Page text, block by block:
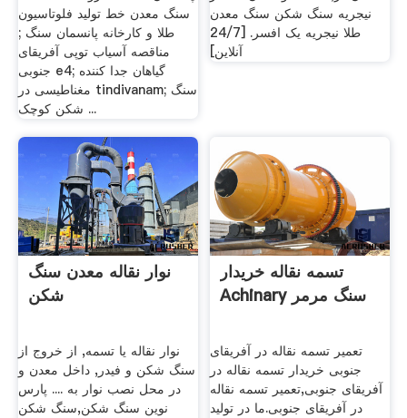
سنگ معدن خط تولید فلوتاسیون
طلا و کارخانه پانسمان سنگ ;
مناقصه آسیاب توپی آفریقای
جنوبی e4; گیاهان جدا کننده
مغناطیسی در tindivanam; سنگ
شکن کوچک ...
نیجریه سنگ شکن سنگ معدن
طلا نیجریه یک افسر. [24/7
آنلاین]
نوار نقاله معدن سنگ
شکن
نوار نقاله یا تسمه, از خروج از
سنگ شکن و فیدر, داخل معدن و
در محل نصب نوار به .... پارس
نوین سنگ شکن,سنگ شکن
تسمه نقاله خریدار
Achinary سنگ مرمر
تعمیر تسمه نقاله در آفریقای
جنوبی خریدار تسمه نقاله در
آفریقای جنوبی,تعمیر تسمه نقاله
در آفریقای جنوبی.ما در تولید